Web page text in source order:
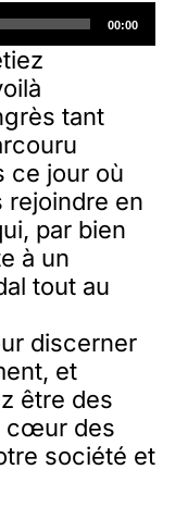
00:00
tant
ce jour où
rejoindre en
par bien
à un
tout au
discerner
et
être des
cœur des
société et